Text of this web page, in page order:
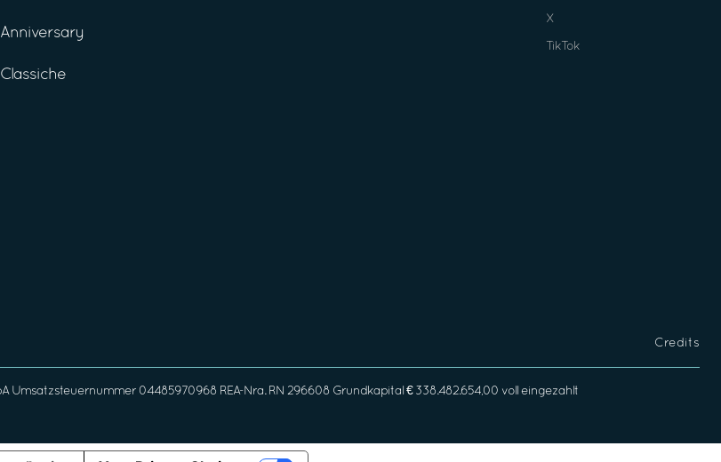
X
TikTok
Credits
Umsatzsteuernummer 04485970968 REA-Nra. RN 296608 Grundkapital € 338.482.654,00 voll eingezahlt